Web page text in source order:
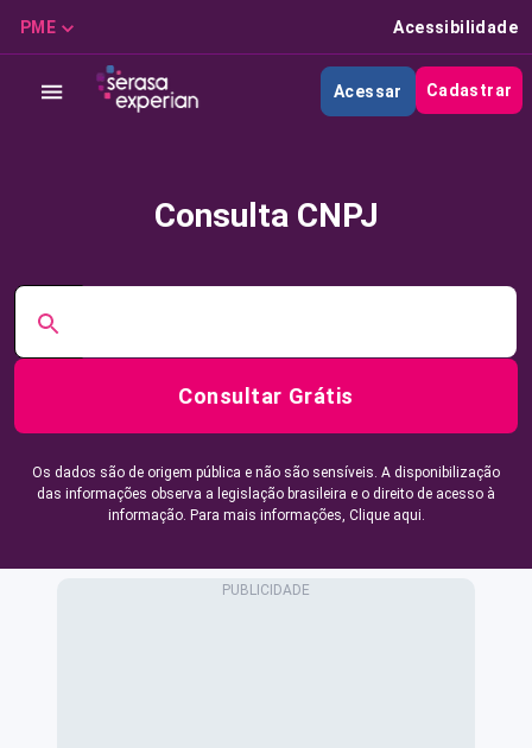
PME Acessibilidade
Acessar Cadastrar
Consulta CNPJ
Consultar Grátis
Os dados são de origem pública e não são sensíveis. A disponibilização
das informações observa a legislação brasileira e o direito de acesso à
informação. Para mais informações, Clique aqui.